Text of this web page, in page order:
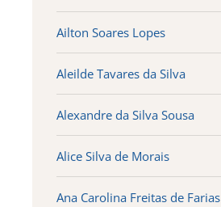
Ailton Soares Lopes
Aleilde Tavares da Silva
Alexandre da Silva Sousa
Alice Silva de Morais
Ana Carolina Freitas de Farias